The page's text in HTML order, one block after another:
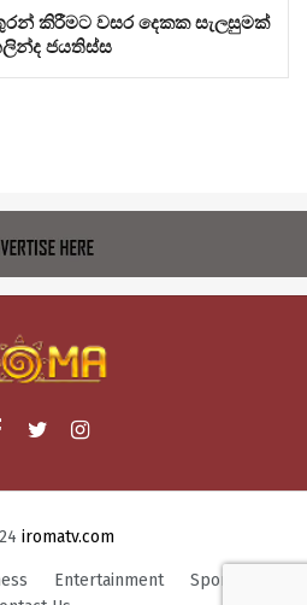
කිරීමට වසර දෙකක සැලසුමක්
ජයතිස්ස
iromatv.com
Entertainment
Sports